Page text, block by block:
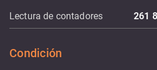
Lectura de contadores 261
Condición